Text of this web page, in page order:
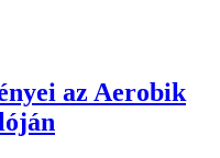
az Aerobik